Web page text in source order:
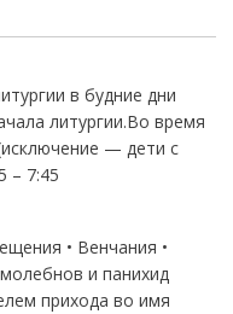
в будние дни
литургии.Во время
— дети с
– 7:45
• Венчания •
и панихид
прихода во имя